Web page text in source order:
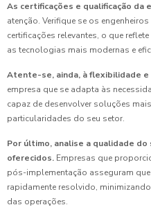
As certificações e qualificação da
atenção. Verifique se os
certificações relevantes, o que
as tecnologias mais modernas e
Atente-se, ainda, à flexibilidade
empresa que se adapta às
capaz de desenvolver soluções
particularidades do seu setor.
Por último, analise a qualidade
oferecidos. Empresas que
pós-implementação asseguram
rapidamente resolvido,
das operações.